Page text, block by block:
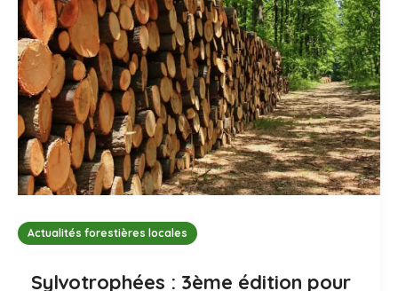
Actualités forestières locales
Sylvotrophées : 3ème édition pour